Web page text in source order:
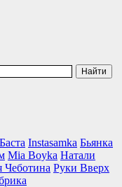
Баста Instasamka Бьянка
Mia Boyka Натали
Чеботина Руки Вверх